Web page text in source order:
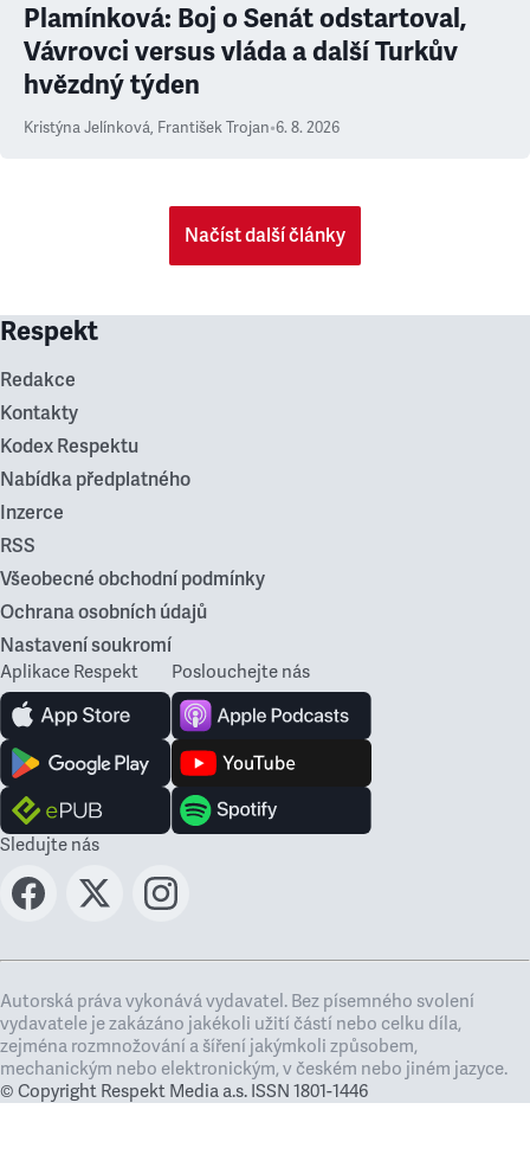
Plamínková: Boj o Senát odstartoval,
Vávrovci versus vláda a další Turkův
hvězdný týden
Kristýna Jelínková, František Trojan•6. 8. 2026
Načíst další články
Respekt
Redakce
Kontakty
Kodex Respektu
Nabídka předplatného
Inzerce
RSS
Všeobecné obchodní podmínky
Ochrana osobních údajů
Nastavení soukromí
Aplikace Respekt Poslouchejte nás
Sledujte nás
Autorská práva vykonává vydavatel. Bez písemného svolení
vydavatele je zakázáno jakékoli užití částí nebo celku díla,
zejména rozmnožování a šíření jakýmkoli způsobem,
mechanickým nebo elektronickým, v českém nebo jiném jazyce.
© Copyright Respekt Media a.s. ISSN 1801-1446